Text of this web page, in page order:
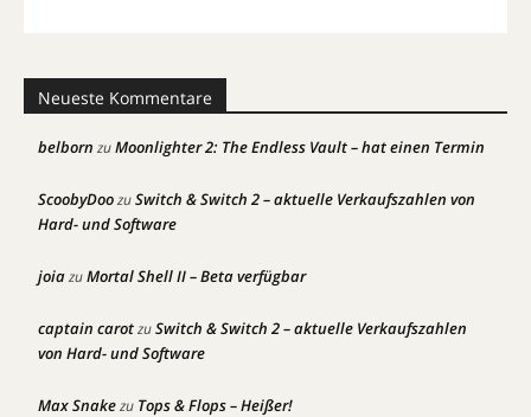
Neueste Kommentare
belborn zuMoonlighter 2: The Endless Vault – hat einen Termin
ScoobyDoozuSwitch & Switch 2 – aktuelle Verkaufszahlen von
Hard- und Software
joiazuMortal Shell II – Beta verfügbar
captain carotzuSwitch & Switch 2 – aktuelle Verkaufszahlen
von Hard- und Software
Max Snakezu Tops & Flops – Heißer!